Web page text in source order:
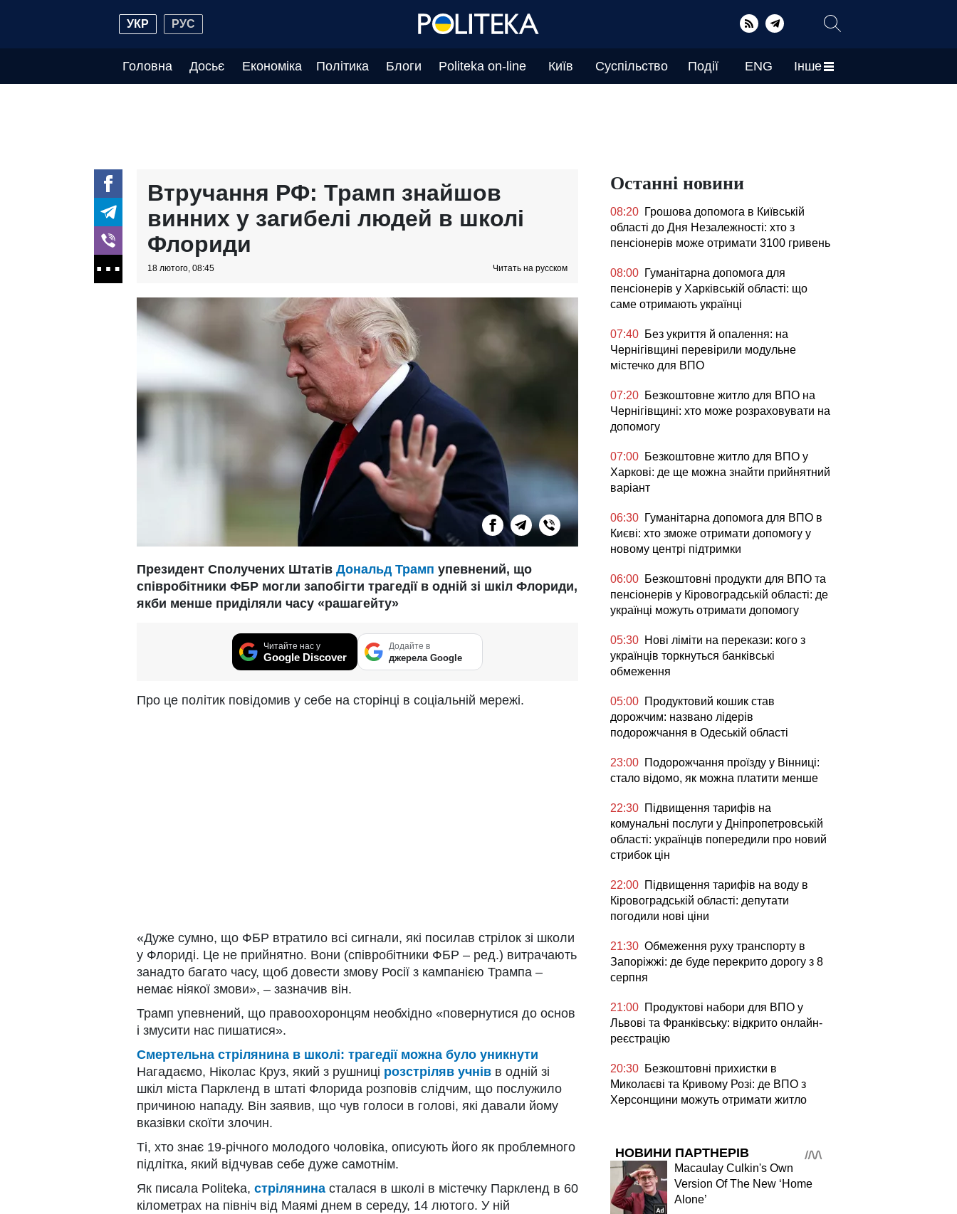
УКР РУС
Головна Досьє Економіка Політика Блоги Politeka on-line Київ Суспільство Події ENG Інше
Втручання РФ: Трамп знайшов
винних у загибелі людей в школі
Флориди
18 лютого, 08:45 Читать на русском
Президент Сполучених Штатів Дональд Трамп упевнений, що
співробітники ФБР могли запобігти трагедії в одній зі шкіл Флориди,
якби менше приділяли часу «рашагейту»
Читайте нас у
Google Discover
Додайте в
джерела Google
Про це політик повідомив у себе на сторінці в соціальній мережі.
«Дуже сумно, що ФБР втратило всі сигнали, які посилав стрілок зі школи
у Флориді. Це не прийнятно. Вони (співробітники ФБР – ред.) витрачають
занадто багато часу, щоб довести змову Росії з кампанією Трампа –
немає ніякої змови», – зазначив він.
Трамп упевнений, що правоохоронцям необхідно «повернутися до основ
і змусити нас пишатися».
Смертельна стрілянина в школі: трагедії можна було уникнути
Нагадаємо, Ніколас Круз, який з рушниці розстріляв учнів в одній зі
шкіл міста Паркленд в штаті Флорида розповів слідчим, що послужило
причиною нападу. Він заявив, що чув голоси в голові, які давали йому
вказівки скоїти злочин.
Ті, хто знає 19-річного молодого чоловіка, описують його як проблемного
підлітка, який відчував себе дуже самотнім.
Як писала Politeka, стрілянина сталася в школі в містечку Паркленд в 60
кілометрах на північ від Маямі днем ​​в середу, 14 лютого. У ній
Останні новини
08:20 Грошова допомога в Київській
області до Дня Незалежності: хто з
пенсіонерів може отримати 3100 гривень
08:00 Гуманітарна допомога для
пенсіонерів у Харківській області: що
саме отримають українці
07:40 Без укриття й опалення: на
Чернігівщині перевірили модульне
містечко для ВПО
07:20 Безкоштовне житло для ВПО на
Чернігівщині: хто може розраховувати на
допомогу
07:00 Безкоштовне житло для ВПО у
Харкові: де ще можна знайти прийнятний
варіант
06:30 Гуманітарна допомога для ВПО в
Києві: хто зможе отримати допомогу у
новому центрі підтримки
06:00 Безкоштовні продукти для ВПО та
пенсіонерів у Кіровоградській області: де
українці можуть отримати допомогу
05:30 Нові ліміти на перекази: кого з
українців торкнуться банківські
обмеження
05:00 Продуктовий кошик став
дорожчим: названо лідерів
подорожчання в Одеській області
23:00 Подорожчання проїзду у Вінниці:
стало відомо, як можна платити менше
22:30 Підвищення тарифів на
комунальні послуги у Дніпропетровській
області: українців попередили про новий
стрибок цін
22:00 Підвищення тарифів на воду в
Кіровоградській області: депутати
погодили нові ціни
21:30 Обмеження руху транспорту в
Запоріжжі: де буде перекрито дорогу з 8
серпня
21:00 Продуктові набори для ВПО у
Львові та Франківську: відкрито онлайн-
реєстрацію
20:30 Безкоштовні прихистки в
Миколаєві та Кривому Розі: де ВПО з
Херсонщини можуть отримати житло
НОВИНИ ПАРТНЕРІВ
Macaulay Culkin's Own
Version Of The New ‘Home
Alone’